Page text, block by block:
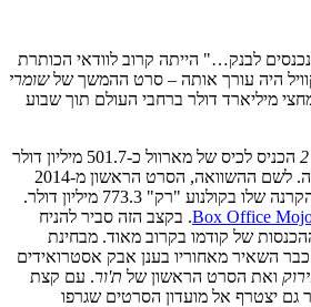
נכנסים לבנק…" הייתה קרוב לוודאי הכותרת
היה עורך אותה – סרט ההמשך שלשומרי
מיליארד דולר ברחבי העולם תוך שבוע
הכניס לכיס של מארוול כ-501.7 מיליון דולר
נכון לרגע כתיבת שורות אלה. לשם ההשוואה, הסרט הראשון מ-2014
הכניס במהלך כל תקופת ההקרנה שלו בקולנוע "רק" 773.3 מיליון דולר.
Box Office. בקצב הזה סביר להניח
של קודמו בקרוב מאוד. מבחינת
כבר השאיר מאחוריו בענן אבק אסטרואידים
ואת הסרט הראשון של ת'ור. עם קצת
גם יצטרף אל מועדון הסרטים שגרפו